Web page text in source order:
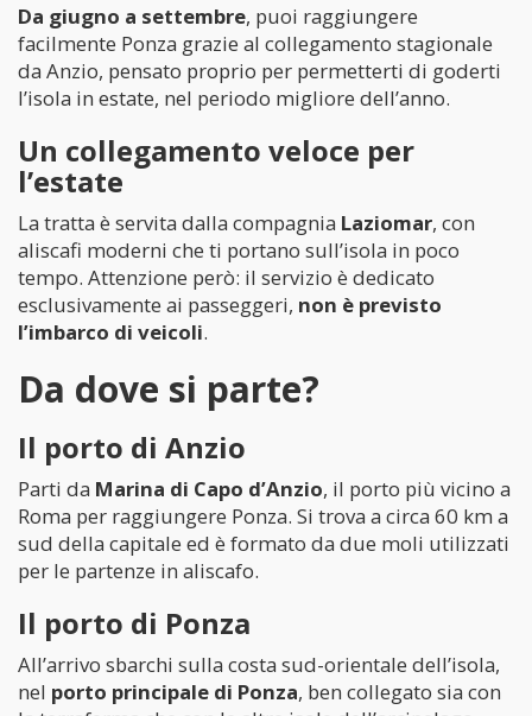
Da giugno a settembre, puoi raggiungere
facilmente Ponza grazie al collegamento stagionale
da Anzio, pensato proprio per permetterti di goderti
l’isola in estate, nel periodo migliore dell’anno.
Un collegamento veloce per
l’estate
La tratta è servita dalla compagnia Laziomar, con
aliscafi moderni che ti portano sull’isola in poco
tempo. Attenzione però: il servizio è dedicato
esclusivamente ai passeggeri, non è previsto
l’imbarco di veicoli.
Da dove si parte?
Il porto di Anzio
Parti da Marina di Capo d’Anzio, il porto più vicino a
Roma per raggiungere Ponza. Si trova a circa 60 km a
sud della capitale ed è formato da due moli utilizzati
per le partenze in aliscafo.
Il porto di Ponza
All’arrivo sbarchi sulla costa sud-orientale dell’isola,
nel porto principale di Ponza, ben collegato sia con